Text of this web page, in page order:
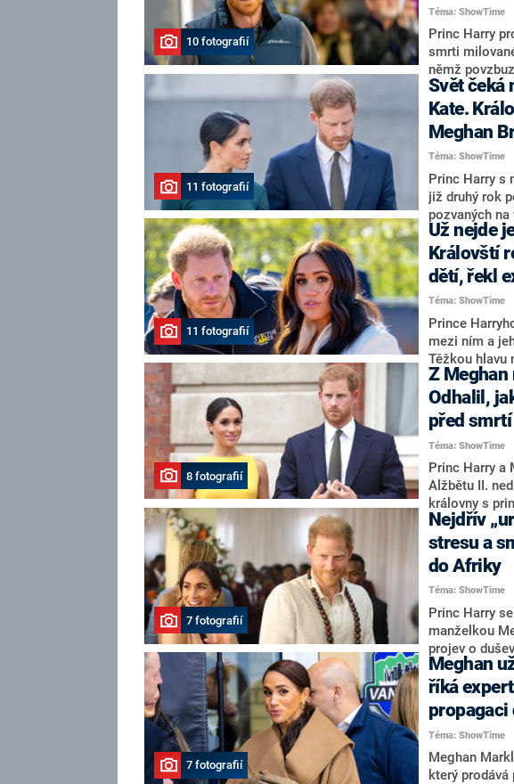
10 fotografií
Téma: ShowTime
Princ Harry
smrti
němž
přiznal, že on
tom deník
11 fotografií
Svět čeká
Kate.
Meghan
Téma: ShowTime
Princ Harry s
již druhý rok
pozvaných
Colour, uvedl
neúčast
oproti tomu
nemocná
princezna k
připojí, nebo
mohla
rakovině.
11 fotografií
Už nejde
Královští
dětí, řekl
Téma: ShowTime
Prince
mezi ním a
Těžkou hlavu
vztahy s
vlastní děti.
Archie a
a sestřenicí,
deník Mirror.
8 fotografií
Z
Odhalil,
před smrtí
Téma: ShowTime
Princ Harry a
Alžbětu II.
královny s
fotografa,
napsal web
Dampiera,
britská
vévodou a
neví, co
7 fotografií
Nejdřív
stresu a
do Afriky
Téma: ShowTime
Princ Harry
manželkou
projev o
běžnou
zkušenosti,“
Karel III.
rodinného
7 fotografií
Meghan
říká
propagaci
Téma: ShowTime
Meghan
který